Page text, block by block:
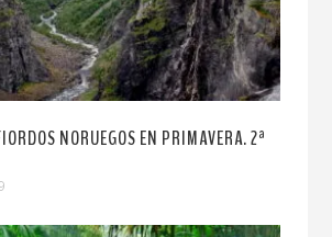
NORUEGOS EN PRIMAVERA. 2ª